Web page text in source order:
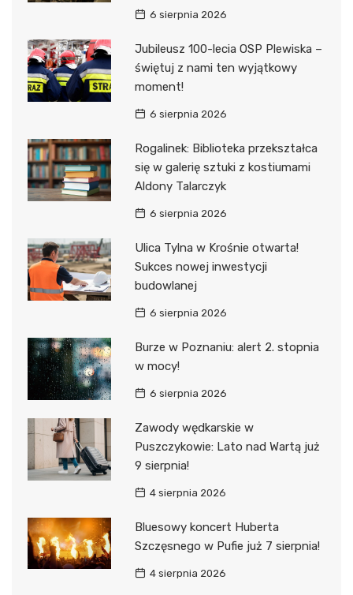
6 sierpnia 2026
Jubileusz 100-lecia OSP Plewiska –
świętuj z nami ten wyjątkowy
moment!
6 sierpnia 2026
Rogalinek: Biblioteka przekształca
się w galerię sztuki z kostiumami
Aldony Talarczyk
6 sierpnia 2026
Ulica Tylna w Krośnie otwarta!
Sukces nowej inwestycji
budowlanej
6 sierpnia 2026
Burze w Poznaniu: alert 2. stopnia
w mocy!
6 sierpnia 2026
Zawody wędkarskie w
Puszczykowie: Lato nad Wartą już
9 sierpnia!
4 sierpnia 2026
Bluesowy koncert Huberta
Szczęsnego w Pufie już 7 sierpnia!
4 sierpnia 2026